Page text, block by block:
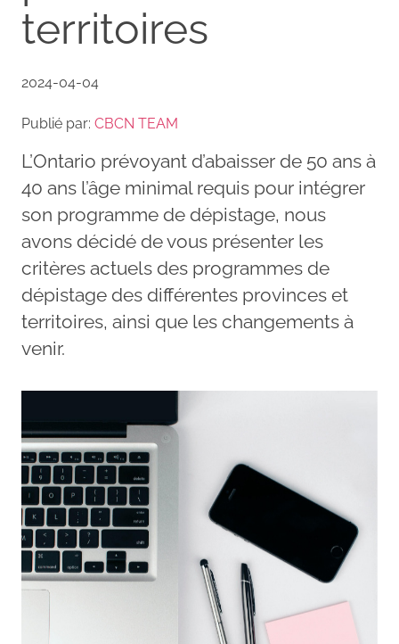
territoires
2024-04-04
Publié par: CBCN TEAM
L’Ontario prévoyant d’abaisser de 50 ans à
40 ans l’âge minimal requis pour intégrer
son programme de dépistage, nous
avons décidé de vous présenter les
critères actuels des programmes de
dépistage des différentes provinces et
territoires, ainsi que les changements à
venir.